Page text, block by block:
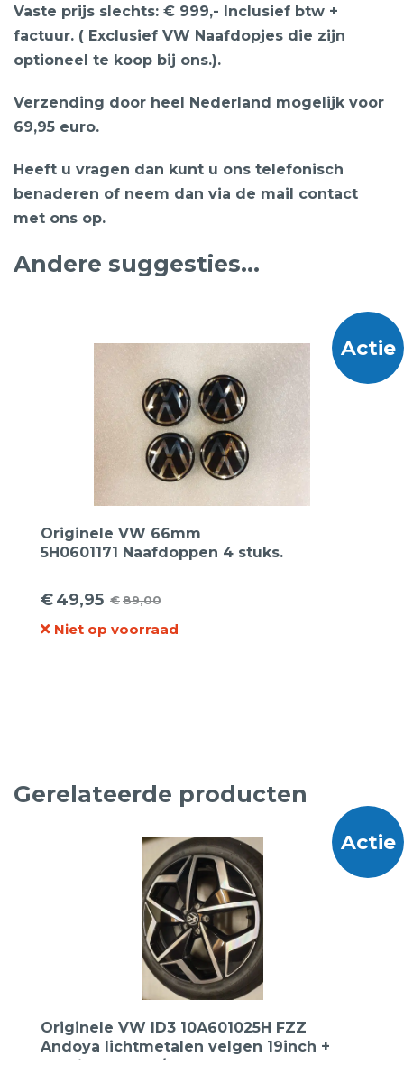
Vaste prijs slechts: € 999,- Inclusief btw +
factuur. ( Exclusief VW Naafdopjes die zijn
optioneel te koop bij ons.).
Verzending door heel Nederland mogelijk voor
69,95 euro.
Heeft u vragen dan kunt u ons telefonisch
benaderen of neem dan via de mail contact
met ons op.
Andere suggesties…
Actie
Originele VW 66mm
5H0601171 Naafdoppen 4 stuks.
€89,00
Oorspronkelijke
prijs
€49,95
Huidige
prijs
Niet op voorraad
Gerelateerde producten
Actie
Originele VW ID3 10A601025H FZZ
Andoya lichtmetalen velgen 19inch +
Continental 215/50R19 93T Ecocontact 6